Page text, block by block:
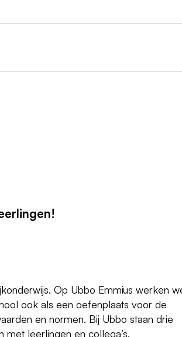
Op Ubbo Emmius werken
ook als een oefenplaats voor de
en normen. Bij Ubbo staan drie
leerlingen en collega’s.